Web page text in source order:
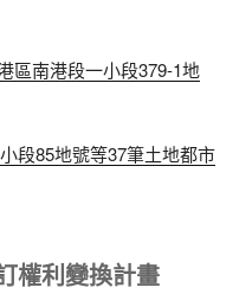
區南港段一小段379-1地
段85地號等37筆土地都市
權利變換計畫